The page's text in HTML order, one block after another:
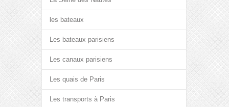
les bateaux
Les bateaux parisiens
Les canaux parisiens
Les quais de Paris
Les transports à Paris